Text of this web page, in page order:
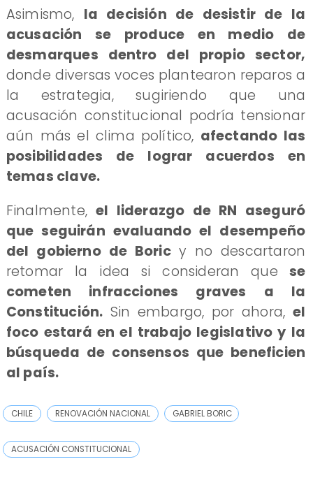
Asimismo, la decisión de desistir de la
acusación se produce en medio de
desmarques dentro del propio sector,
donde diversas voces plantearon reparos a
la estrategia, sugiriendo que una
acusación constitucional podría tensionar
aún más el clima político, afectando las
posibilidades de lograr acuerdos en
temas clave.
Finalmente,el liderazgo de RN aseguró
que seguirán evaluando el desempeño
del gobierno de Boric y no descartaron
retomar la idea si consideran que se
cometen infracciones graves a la
Constitución. Sin embargo, por ahora, el
foco estará en el trabajo legislativo y la
búsqueda de consensos que beneficien
al país.
CHILE RENOVACIÓN NACIONAL GABRIEL BORIC
ACUSACIÓN CONSTITUCIONAL